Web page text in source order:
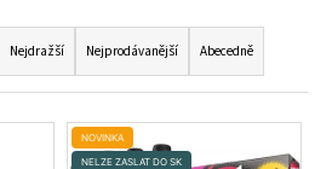
Nejdražší Nejprodávanější Abecedně
NOVINKA
NELZE ZASLAT DO SK